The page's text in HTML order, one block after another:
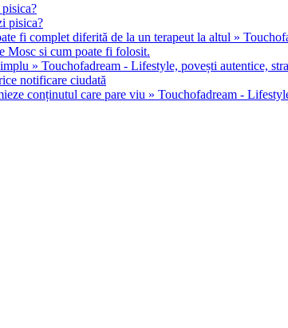
pisica?
fi complet diferită de la un terapeut la altul »
Mosc si cum poate fi folosit.
» Touchofadream - Lifestyle, povești autentice,
notificare ciudată
conținutul care pare viu » Touchofadream -